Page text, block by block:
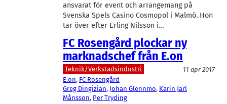
ansvarat för event och arrangemang på
Svenska Spels Casino Cosmopol i Malmö. Hon
tar över efter Erling Nilsson i…
FC Rosengård plockar ny
marknadschef från E.on
Teknik/Verkstadsindustri
11 apr 2017
E.on, FC Rosengård
Greg Dingizian, Johan Glennmo, Karin Jarl
Månsson, Per Tryding